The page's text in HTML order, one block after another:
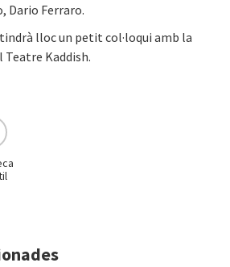
Dario Ferraro.
lloc un petit col·loqui amb la
Teatre Kaddish.